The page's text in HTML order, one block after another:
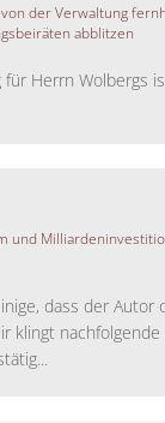
der Verwaltung
abblitzen
Herrn Wolbergs
und
dass der Autor
klingt